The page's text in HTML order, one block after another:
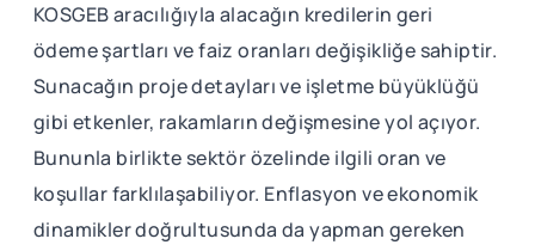
KOSGEB aracılığıyla alacağın kredilerin geri
ödeme şartları ve faiz oranları değişikliğe sahiptir.
Sunacağın proje detayları ve işletme büyüklüğü
gibi etkenler, rakamların değişmesine yol açıyor.
Bununla birlikte sektör özelinde ilgili oran ve
koşullar farklılaşabiliyor. Enflasyon ve ekonomik
dinamikler doğrultusunda da yapman gereken